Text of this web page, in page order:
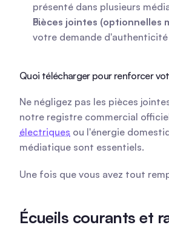
présenté dans plusieurs
Pièces jointes (optionnelles
votre demande
Quoi télécharger pour renforcer
Ne négligez pas les pièces
notre registre commercial
électriques ou l'énergie
médiatique sont essentiels.
Une fois que vous avez tout
Écueils courants et